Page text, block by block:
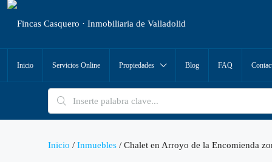
Inicio Servicios Online Propiedades Blog FAQ
Inicio / Inmuebles / Chalet en Arroyo de la Encomienda